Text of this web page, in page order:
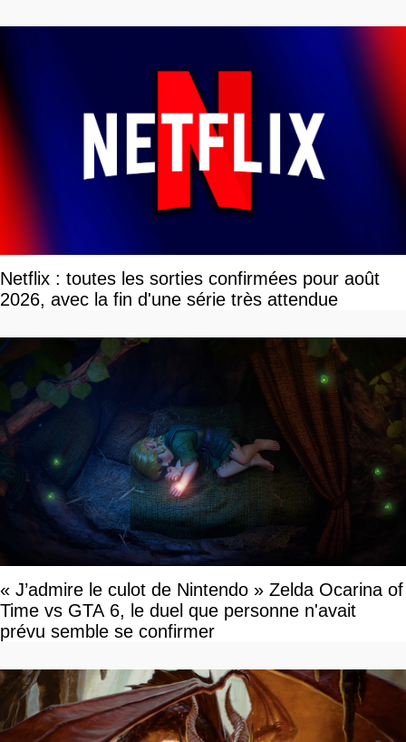
Netflix : toutes les sorties confirmées pour août
2026, avec la fin d'une série très attendue
« J’admire le culot de Nintendo » Zelda Ocarina of
Time vs GTA 6, le duel que personne n'avait
prévu semble se confirmer